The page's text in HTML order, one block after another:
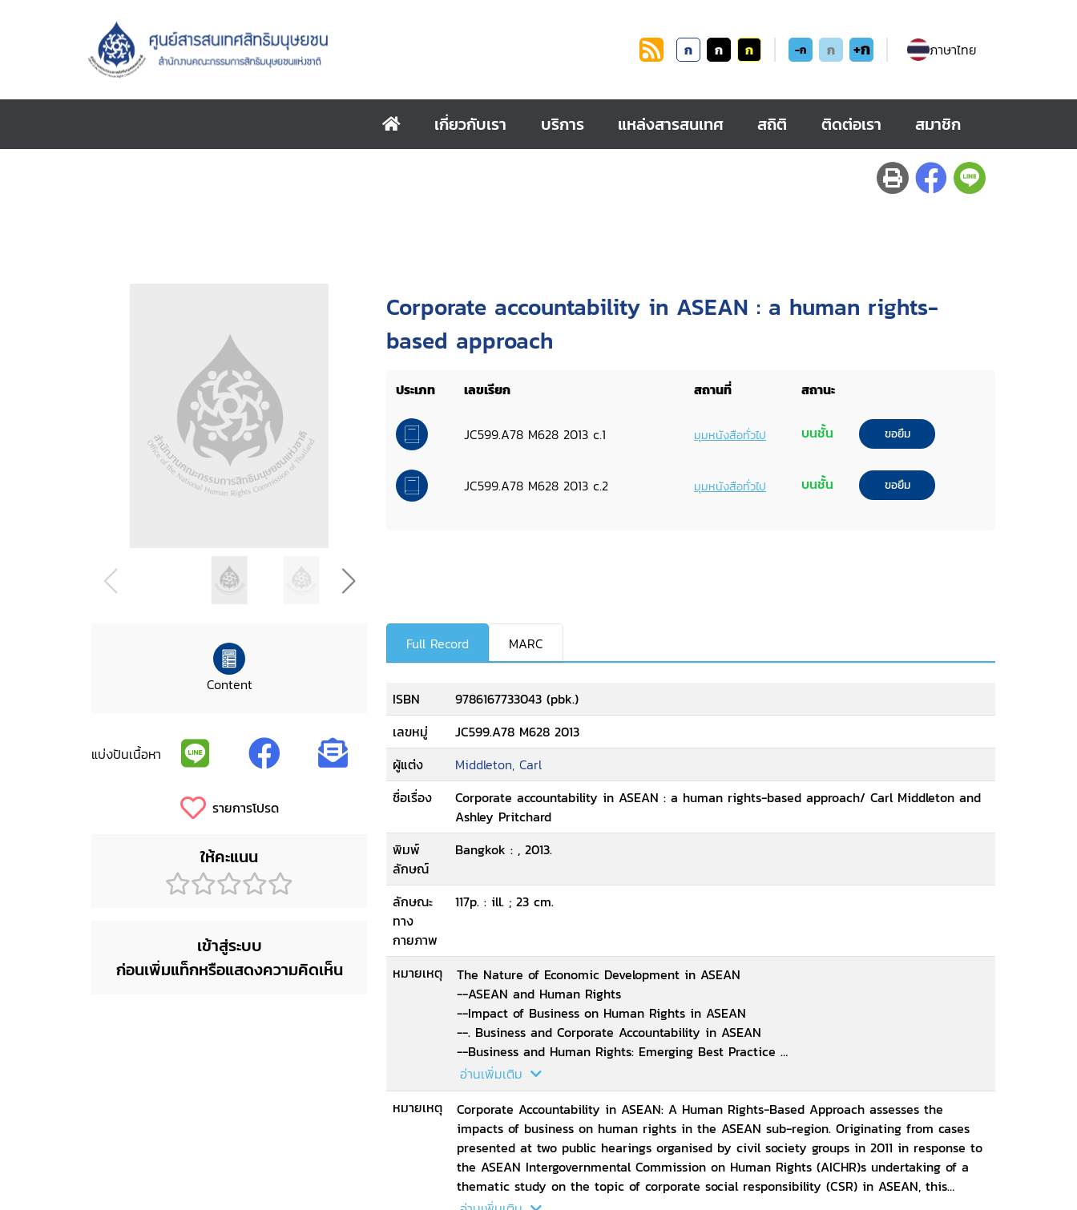
ก ก ก -ก ก +ก ภาษาไทย
เกี่ยวกับเรา บริการ แหล่งสารสนเทศ สถิติ ติดต่อเรา สมาชิก
Corporate accountability in ASEAN : a human rights-
based approach
ประเภท เลขเรียก สถานที่ สถานะ
JC599.A78 M628 2013 c.1 มุมหนังสือทั่วไป บนชั้น ขอยืม
JC599.A78 M628 2013 c.2 มุมหนังสือทั่วไป บนชั้น ขอยืม
Content
แบ่งปันเนื้อหา
รายการโปรด
ให้คะแนน
เข้าสู่ระบบ
ก่อนเพิ่มแท็กหรือแสดงความคิดเห็น
Full Record MARC
ISBN
9786167733043 (pbk.)
เลขหมู่
JC599.A78 M628 2013
ผู้แต่ง
Middleton, Carl
ชื่อเรื่อง
Corporate accountability in ASEAN : a human rights-based approach/ Carl Middleton and
Ashley Pritchard
พิมพ์
ลักษณ์
Bangkok : , 2013.
ลักษณะ
ทาง
กายภาพ
117p. : ill. ; 23 cm.
หมายเหตุ
The Nature of Economic Development in ASEAN
--ASEAN and Human Rights
--Impact of Business on Human Rights in ASEAN
--. Business and Corporate Accountability in ASEAN
--Business and Human Rights: Emerging Best Practice
--Conclusions: Corporate Accountability in ASEAN
--Recommendations: Corporate Accountability.
อ่านเพิ่มเติม
หมายเหตุ
Corporate Accountability in ASEAN: A Human Rights-Based Approach assesses the
impacts of business on human rights in the ASEAN sub-region. Originating from cases
presented at two public hearings organised by civil society groups in 2011 in response to
the ASEAN Intergovernmental Commission on Human Rights (AICHR)s undertaking of a
thematic study on the topic of corporate social responsibility (CSR) in ASEAN, this
report documents cases of human rights violations in relation to business activities in